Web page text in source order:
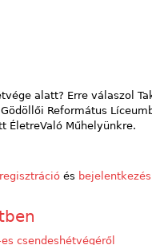
és
alatt? Erre válaszol
Református
ÉletreValó Műhelyünkre.
tartalommal
regisztrációés bejelentkezés
csendeshétvégéről